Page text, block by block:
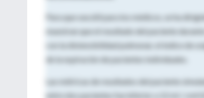
Para que sea útil para los médicos, se ha
muestran que el resultado del paciente
con la distensibilidad pulmonar, el índice de
de la espiración de pacientes individuales.
Las métricas de resultados del paciente
entre dos pacientes fue inferior a 12 ml /